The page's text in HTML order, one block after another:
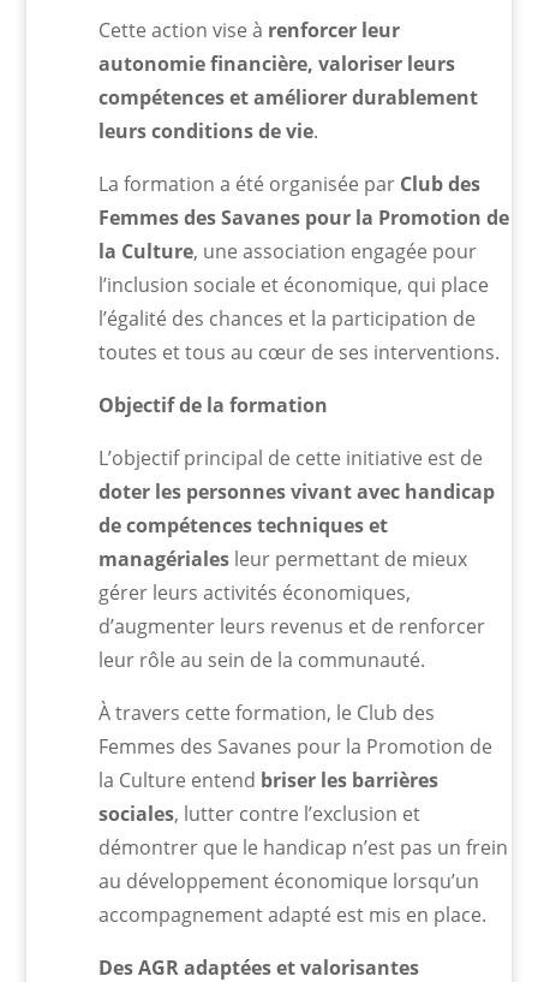
Cette action vise à renforcer leur
autonomie financière, valoriser leurs
compétences et améliorer durablement
leurs conditions de vie.
La formation a été organisée par Club des
Femmes des Savanes pour la Promotion de
la Culture, une association engagée pour
l’inclusion sociale et économique, qui place
l’égalité des chances et la participation de
toutes et tous au cœur de ses interventions.
Objectif de la formation
L’objectif principal de cette initiative est de
doter les personnes vivant avec handicap
de compétences techniques et
managériales leur permettant de mieux
gérer leurs activités économiques,
d’augmenter leurs revenus et de renforcer
leur rôle au sein de la communauté.
À travers cette formation, le Club des
Femmes des Savanes pour la Promotion de
la Culture entend briser les barrières
sociales, lutter contre l’exclusion et
démontrer que le handicap n’est pas un frein
au développement économique lorsqu’un
accompagnement adapté est mis en place.
Des AGR adaptées et valorisantes